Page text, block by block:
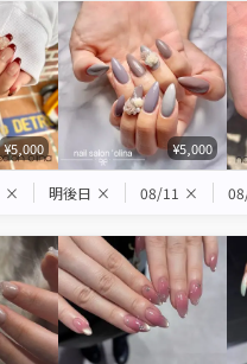
¥5,000 ¥5,000
× 明後日 × 08/11 ×